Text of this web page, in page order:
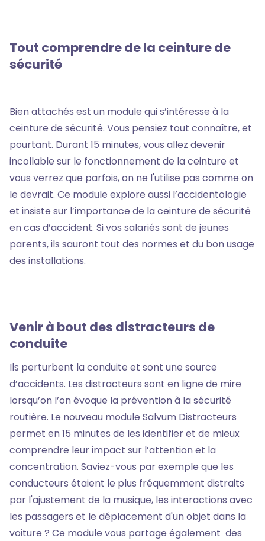
Tout comprendre de la ceinture de
sécurité
Bien attachés est un module qui s’intéresse à la
ceinture de sécurité. Vous pensiez tout connaître, et
pourtant. Durant 15 minutes, vous allez devenir
incollable sur le fonctionnement de la ceinture et
vous verrez que parfois, on ne l'utilise pas comme on
le devrait. Ce module explore aussi l’accidentologie
et insiste sur l’importance de la ceinture de sécurité
en cas d’accident. Si vos salariés sont de jeunes
parents, ils sauront tout des normes et du bon usage
des installations.
Venir à bout des distracteurs de
conduite
Ils perturbent la conduite et sont une source
d’accidents. Les distracteurs sont en ligne de mire
lorsqu’on l’on évoque la prévention à la sécurité
routière. Le nouveau module Salvum Distracteurs
permet en 15 minutes de les identifier et de mieux
comprendre leur impact sur l’attention et la
concentration. Saviez-vous par exemple que les
conducteurs étaient le plus fréquemment distraits
par l'ajustement de la musique, les interactions avec
les passagers et le déplacement d'un objet dans la
voiture ? Ce module vous partage également des